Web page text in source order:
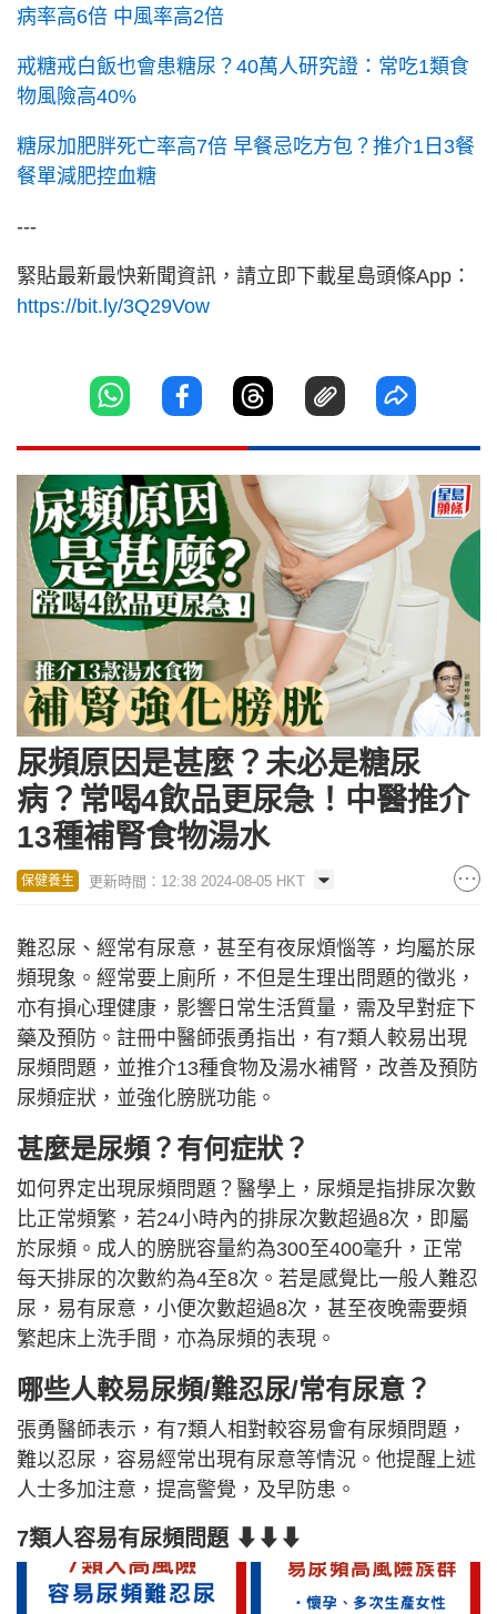
病率高6倍 中風率高2倍
戒糖戒白飯也會患糖尿？40萬人研究證：常吃1類食
物風險高40%
糖尿加肥胖死亡率高7倍 早餐忌吃方包？推介1日3餐
餐單減肥控血糖
---
緊貼最新最快新聞資訊，請立即下載星島頭條App：
https://bit.ly/3Q29Vow
尿頻原因是甚麼？未必是糖尿
病？常喝4飲品更尿急！中醫推介
13種補腎食物湯水
保健養生 更新時間：12:38 2024-08-05 HKT
難忍尿、經常有尿意，甚至有夜尿煩惱等，均屬於尿
頻現象。經常要上廁所，不但是生理出問題的徵兆，
亦有損心理健康，影響日常生活質量，需及早對症下
藥及預防。註冊中醫師張勇指出，有7類人較易出現
尿頻問題，並推介13種食物及湯水補腎，改善及預防
尿頻症狀，並強化膀胱功能。
甚麼是尿頻？有何症狀？
如何界定出現尿頻問題？醫學上，尿頻是指排尿次數
比正常頻繁，若24小時內的排尿次數超過8次，即屬
於尿頻。成人的膀胱容量約為300至400毫升，正常
每天排尿的次數約為4至8次。若是感覺比一般人難忍
尿，易有尿意，小便次數超過8次，甚至夜晚需要頻
繁起床上洗手間，亦為尿頻的表現。
哪些人較易尿頻/難忍尿/常有尿意？
張勇醫師表示，有7類人相對較容易會有尿頻問題，
難以忍尿，容易經常出現有尿意等情況。他提醒上述
人士多加注意，提高警覺，及早防患。
7類人容易有尿頻問題 ⬇⬇⬇